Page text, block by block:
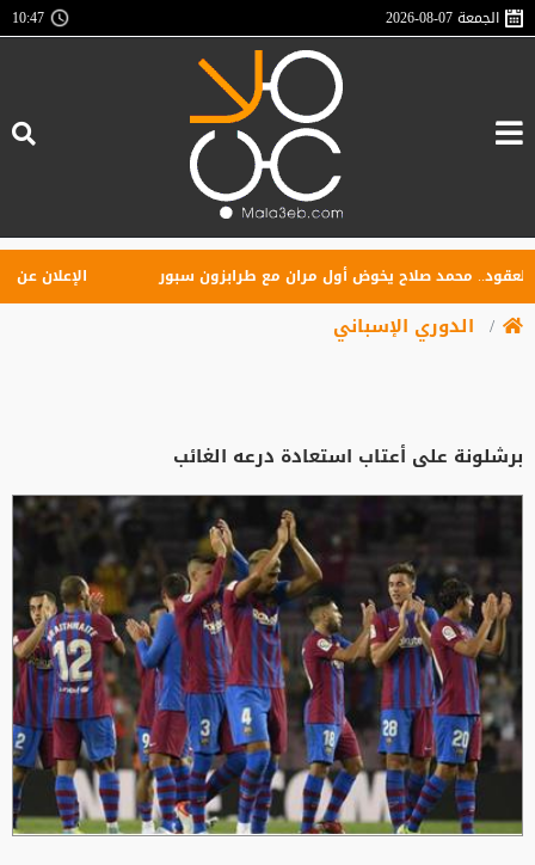
الجمعة2026-08-07
10:47
محمد صلاح يخوض أول مران مع طرابزون سبور الإعلان عن
الدوري الإسباني
برشلونة على أعتاب استعادة درعه الغائب